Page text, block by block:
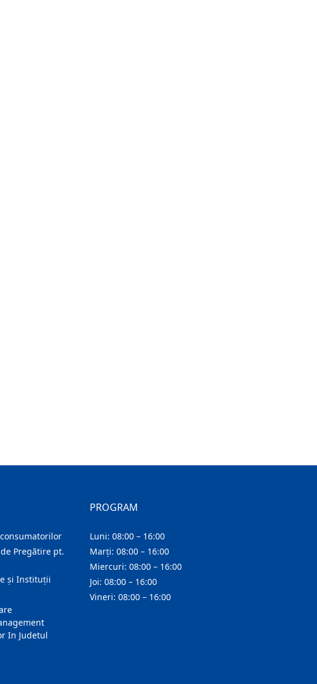
Pregătire pt.
și Instituții
In Judetul
PROGRAM
Luni: 08:00 – 16:00
Marți: 08:00 – 16:00
Miercuri: 08:00 – 16:00
Joi: 08:00 – 16:00
Vineri: 08:00 – 16:00